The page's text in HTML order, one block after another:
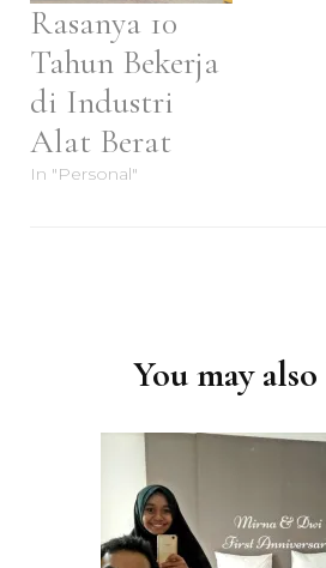
Rasanya 10
Tahun Bekerja
di Industri
Alat Berat
In "Personal"
You may